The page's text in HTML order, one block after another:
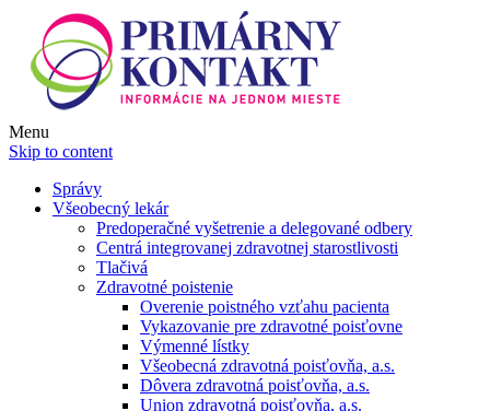
Menu
Skip to content
Správy
Všeobecný lekár
Predoperačné vyšetrenie a delegované odbery
Centrá integrovanej zdravotnej starostlivosti
Tlačivá
Zdravotné poistenie
Overenie poistného vzťahu pacienta
Vykazovanie pre zdravotné poisťovne
Výmenné lístky
Všeobecná zdravotná poisťovňa, a.s.
Dôvera zdravotná poisťovňa, a.s.
Union zdravotná poisťovňa, a.s.